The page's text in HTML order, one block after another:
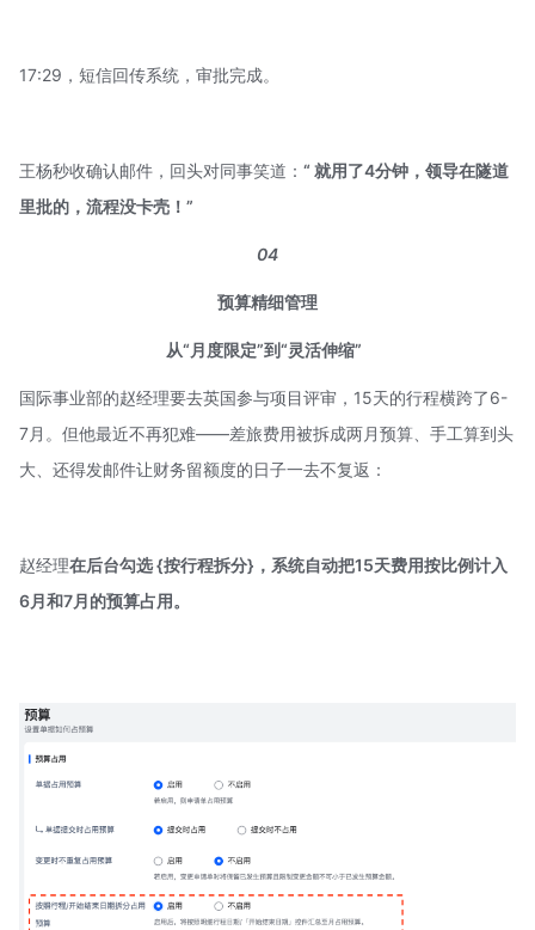
17:29，短信回传系统，审批完成。
王杨秒收确认邮件，回头对同事笑道： “ 就用了4分钟，领导在隧道
里批的，流程没卡壳！”
04
预算精细管理
从“月度限定”到“灵活伸缩”
国际事业部的赵经理要去英国参与项目评审，15天的行程横跨了6-
7月。但他最近不再犯难——差旅费用被拆成两月预算、手工算到头
大、还得发邮件让财务留额度的日子一去不复返：
赵经理在后台勾选 {按行程拆分}，系统自动把15天费用按比例计入
6月和7月的预算占用。